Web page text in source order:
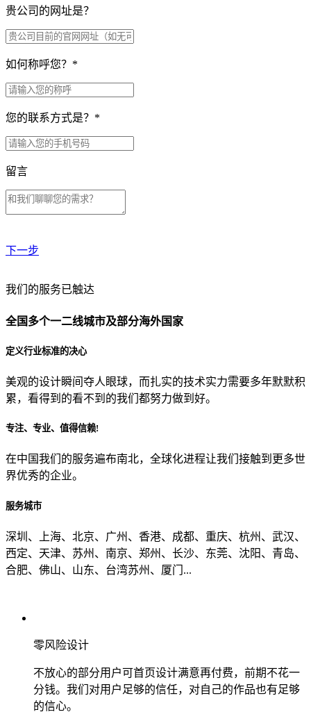
贵公司的网址是？
如何称呼您？ *
您的联系方式是？ *
留言
下一步
贵公司预算范围是？
贵公司的团队规模是？
目前主要的营销渠道是？
我们的服务已触达
全国多个一二线城市及部分海外国家
定义行业标准的决心
美观的设计瞬间夺人眼球，而扎实的技术实力需要多年默默积
累，看得到的看不到的我们都努力做到好。
专注、专业、值得信赖!
在中国我们的服务遍布南北，全球化进程让我们接触到更多世
界优秀的企业。
服务城市
深圳、上海、北京、广州、香港、成都、重庆、杭州、武汉、
西定、天津、苏州、南京、郑州、长沙、东莞、沈阳、青岛、
合肥、佛山、山东、台湾苏州、厦门...
零风险设计
不放心的部分用户可首页设计满意再付费，前期不花一
分钱。我们对用户足够的信任，对自己的作品也有足够
的信心。